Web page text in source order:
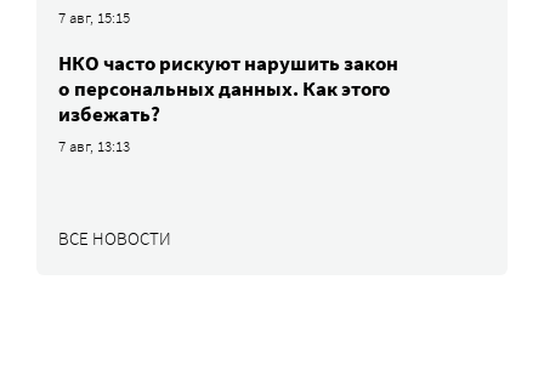
7 авг, 15:15
НКО часто рискуют нарушить закон
о персональных данных. Как этого
избежать?
7 авг, 13:13
ВСЕ НОВОСТИ